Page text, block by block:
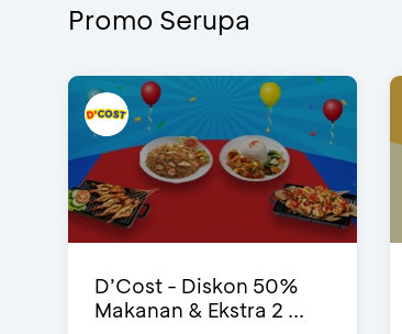
Promo Serupa
D’Cost - Diskon 50%
Makanan & Ekstra 2 ...